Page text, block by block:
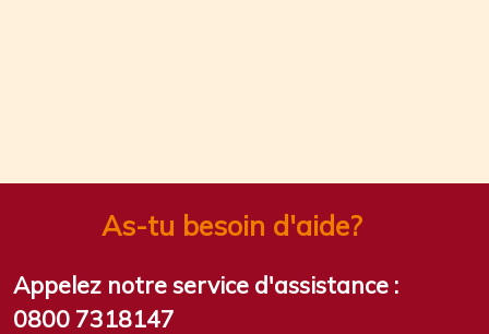
As-tu besoin d'aide?
Appelez notre service d'assistance :
0800 7318147